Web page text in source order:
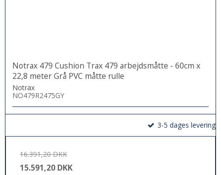
Notrax 479 Cushion Trax 479 arbejdsmåtte - 60cm x
22,8 meter Grå PVC måtte rulle
Notrax
NO479R2475GY
3-5 dages levering
16.391,20 DKK
15.591,20 DKK